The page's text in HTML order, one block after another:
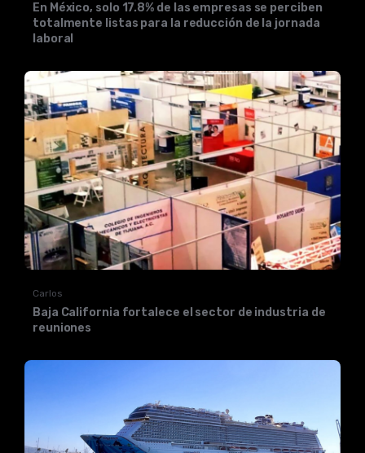
En México, solo 17.8% de las empresas se perciben
totalmente listas para la reducción de la jornada
laboral
Carlos
Baja California fortalece el sector de industria de
reuniones